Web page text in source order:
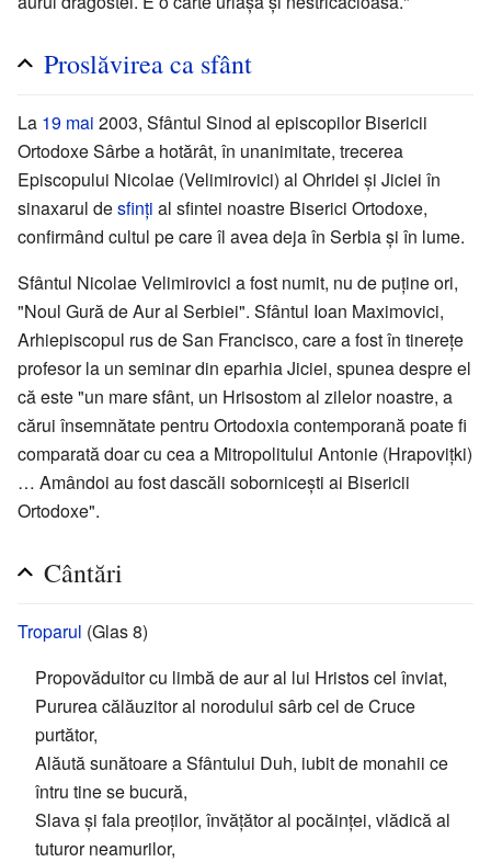
Proslăvirea ca sfânt
La 19 mai 2003, Sfântul Sinod al episcopilor Bisericii
Ortodoxe Sârbe a hotărât, în unanimitate, trecerea
Episcopului Nicolae (Velimirovici) al Ohridei și Jiciei în
sinaxarul desfinți al sfintei noastre Biserici Ortodoxe,
confirmând cultul pe care îl avea deja în Serbia și în lume.
Sfântul Nicolae Velimirovici a fost numit, nu de puține ori,
"Noul Gură de Aur al Serbiei". Sfântul Ioan Maximovici,
Arhiepiscopul rus de San Francisco, care a fost în tinerețe
profesor la un seminar din eparhia Jiciei, spunea despre el
că este "un mare sfânt, un Hrisostom al zilelor noastre, a
cărui însemnătate pentru Ortodoxia contemporană poate fi
comparată doar cu cea a Mitropolitului Antonie (Hrapovițki)
… Amândoi au fost dascăli sobornicești ai Bisericii
Ortodoxe".
Cântări
Troparul (Glas 8)
Propovăduitor cu limbă de aur al lui Hristos cel înviat,
Pururea călăuzitor al norodului sârb cel de Cruce
purtător,
Alăută sunătoare a Sfântului Duh, iubit de monahii ce
întru tine se bucură,
Slava și fala preoților, învățător al pocăinței, vlădică al
tuturor neamurilor,